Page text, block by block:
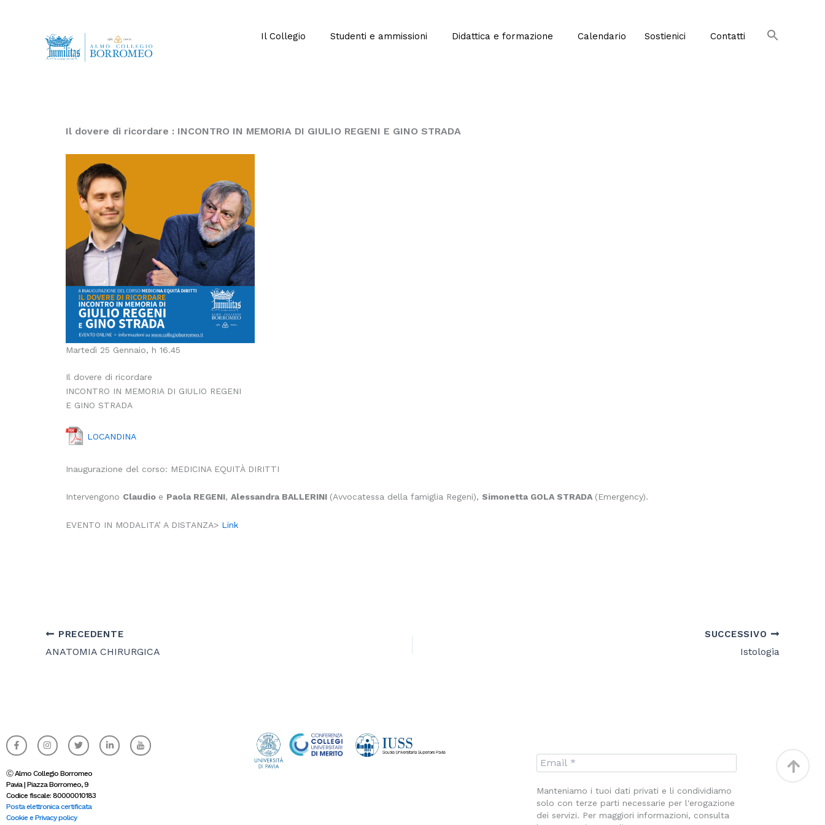
Il Collegio Studenti e ammissioni Didattica e formazione Calendario Sostienici Contatti
Il dovere di ricordare : INCONTRO IN MEMORIA DI GIULIO REGENI E GINO STRADA
Martedì 25 Gennaio, h 16.45
Il dovere di ricordare
INCONTRO IN MEMORIA DI GIULIO REGENI
E GINO STRADA
LOCANDINA
Inaugurazione del corso: MEDICINA EQUITÀ DIRITTI
Intervengono Claudio e Paola REGENI, Alessandra BALLERINI (Avvocatessa della famiglia Regeni), Simonetta GOLA STRADA (Emergency).
EVENTO IN MODALITA’ A DISTANZA> Link
PRECEDENTE
ANATOMIA CHIRURGICA
SUCCESSIVO
Istologia
F
a
c
b
o
o
k
-
f
I
n
s
a
g
r
a
m
T
w
i
t
e
r
L
i
n
I
c
o
Ⓒ Almo Collegio Borromeo
Pavia | Piazza Borromeo, 9
Codice fiscale: 80000010183
Posta elettronica certificata
Cookie e Privacy policy
Manteniamo i tuoi dati privati e li condividiamo
solo con terze parti necessarie per l'erogazione
dei servizi. Per maggiori informazioni, consulta
Torna